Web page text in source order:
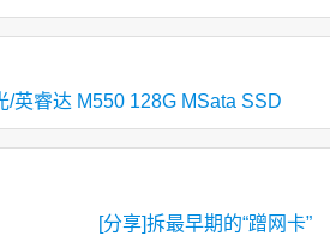
/英睿达 M550 128G MSata SSD
[分享]拆最早期的“蹭网卡”